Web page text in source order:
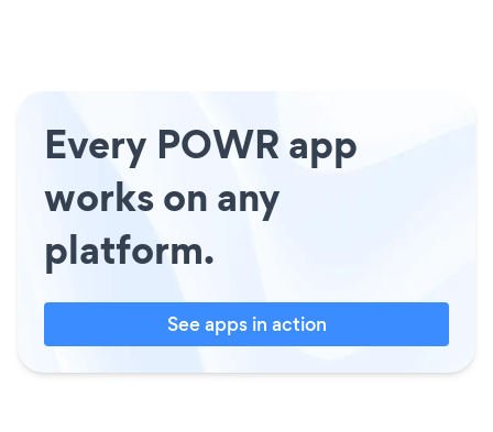
Every POWR app
works on any
platform.
See apps in action